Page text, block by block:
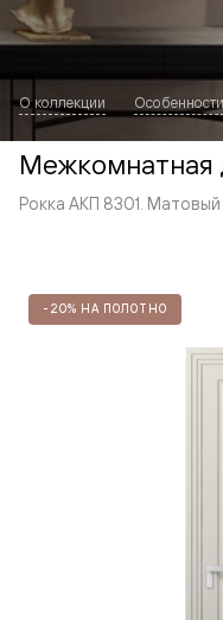
О коллекции Особенности
Межкомнатная
Рокка АКП 8301.
-20% НА ПОЛОТНО